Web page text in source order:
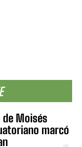
de Moisés
marcó